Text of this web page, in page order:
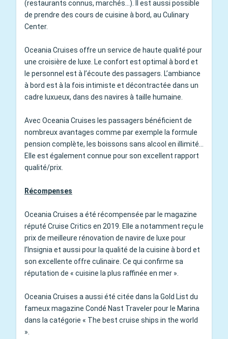
(restaurants connus, marchés…). Il est aussi possible
de prendre des cours de cuisine à bord, au Culinary
Center.
Oceania Cruises offre un service de haute qualité pour
une croisière de luxe. Le confort est optimal à bord et
le personnel est à l’écoute des passagers. L’ambiance
à bord est à la fois intimiste et décontractée dans un
cadre luxueux, dans des navires à taille humaine.
Avec Oceania Cruises les passagers bénéficient de
nombreux avantages comme par exemple la formule
pension complète, les boissons sans alcool en illimité…
Elle est également connue pour son excellent rapport
qualité/prix.
Récompenses
Oceania Cruises a été récompensée par le magazine
réputé Cruise Critics en 2019. Elle a notamment reçu le
prix de meilleure rénovation de navire de luxe pour
l’Insignia et aussi pour la qualité de la cuisine à bord et
son excellente offre culinaire. Ce qui confirme sa
réputation de « cuisine la plus raffinée en mer ».
Oceania Cruises a aussi été citée dans la Gold List du
fameux magazine Condé Nast Traveler pour le Marina
dans la catégorie « The best cruise ships in the world
».